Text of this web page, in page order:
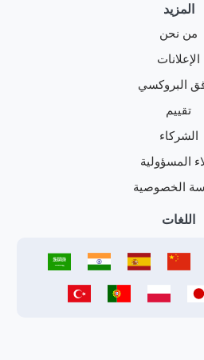
المزيد
من نحن
الإعلانات
البروكسي
تقييم
الشركاء
المسؤولية
الخصوصية
اللغات